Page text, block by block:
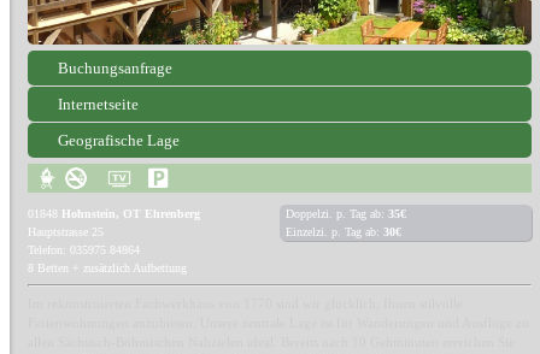
Buchungsanfrage
Internetseite
Geografische Lage
01848 Hohnstein, OT Ehrenberg
Hauptstrasse 25
Telefon: 035975 84864
8 Betten + zusätzlich Aufbettung
Doppelzi. p. Tag ab: 35€
Einzelzi. p. Tag ab: 30€